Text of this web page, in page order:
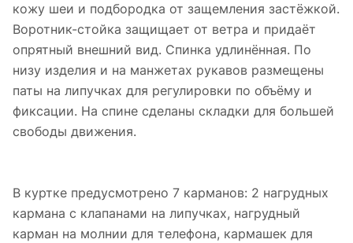
кожу шеи и подбородка от защемления застёжкой.
Воротник-стойка защищает от ветра и придаёт
опрятный внешний вид. Спинка удлинённая. По
низу изделия и на манжетах рукавов размещены
паты на липучках для регулировки по объёму и
фиксации. На спине сделаны складки для большей
свободы движения.
В куртке предусмотрено 7 карманов: 2 нагрудных
кармана с клапанами на липучках, нагрудный
карман на молнии для телефона, кармашек для